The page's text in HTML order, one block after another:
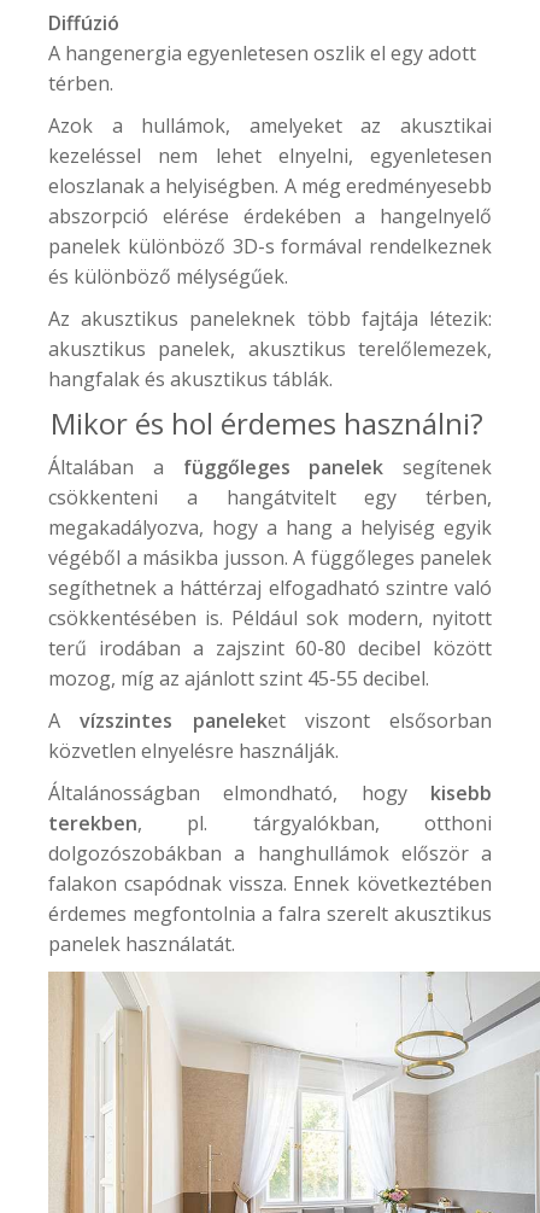
Diffúzió
A hangenergia egyenletesen oszlik el egy adott
térben.
Azok a hullámok, amelyeket az akusztikai
kezeléssel nem lehet elnyelni, egyenletesen
eloszlanak a helyiségben. A még eredményesebb
abszorpció elérése érdekében a hangelnyelő
panelek különböző 3D-s formával rendelkeznek
és különböző mélységűek.
Az akusztikus paneleknek több fajtája létezik:
akusztikus panelek, akusztikus terelőlemezek,
hangfalak és akusztikus táblák.
Mikor és hol érdemes használni?
Általában a függőleges panelek segítenek
csökkenteni a hangátvitelt egy térben,
megakadályozva, hogy a hang a helyiség egyik
végéből a másikba jusson. A függőleges panelek
segíthetnek a háttérzaj elfogadható szintre való
csökkentésében is. Például sok modern, nyitott
terű irodában a zajszint 60-80 decibel között
mozog, míg az ajánlott szint 45-55 decibel.
Avízszintes paneleket viszont elsősorban
közvetlen elnyelésre használják.
Általánosságban elmondható, hogy kisebb
terekben, pl. tárgyalókban, otthoni
dolgozószobákban a hanghullámok először a
falakon csapódnak vissza. Ennek következtében
érdemes megfontolnia a falra szerelt akusztikus
panelek használatát.